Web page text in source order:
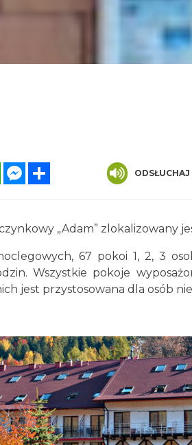
WhatsAppMessenger ODSŁUCHAJ
„Adam” zlokalizowany
67 pokoi 1, 2, 3
Wszystkie pokoje
jest przystosowana dla osób